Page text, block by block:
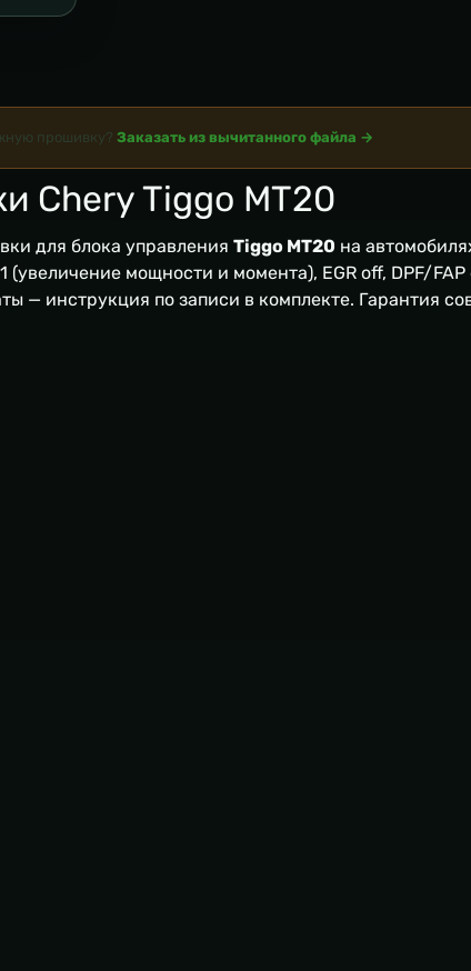
прошивку? Заказать из вычитанного файла →
Chery Tiggo MT20
для блока управления Tiggo MT20 на
(увеличение мощности и момента), EGR off, DPF/
— инструкция по записи в комплекте. Гарантия